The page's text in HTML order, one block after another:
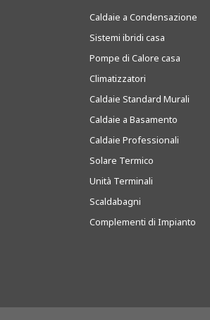
Caldaie a Condensazione
Sistemi ibridi casa
Pompe di Calore casa
Climatizzatori
Caldaie Standard Murali
Caldaie a Basamento
Caldaie Professionali
Solare Termico
Unità Terminali
Scaldabagni
Complementi di Impianto